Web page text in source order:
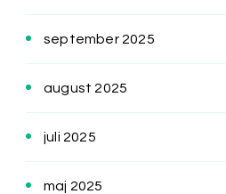
september 2025
august 2025
juli 2025
maj 2025